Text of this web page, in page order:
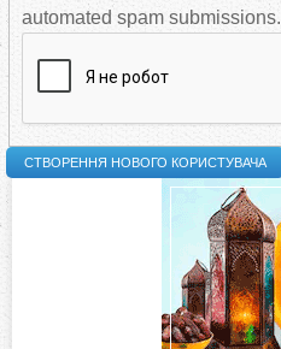
і
в
л
а
automated spam submissions.